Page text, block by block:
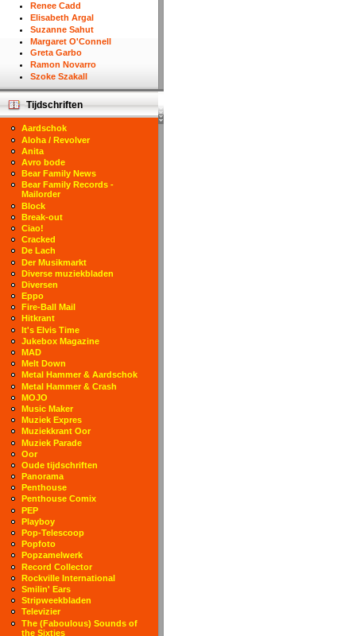
Renee Cadd
Elisabeth Argal
Suzanne Sahut
Margaret O'Connell
Greta Garbo
Ramon Novarro
Szoke Szakall
Tijdschriften
Aardschok
Aloha / Revolver
Anita
Avro bode
Bear Family News
Bear Family Records -
Mailorder
Block
Break-out
Ciao!
Cracked
De Lach
Der Musikmarkt
Diverse muziekbladen
Diversen
Eppo
Fire-Ball Mail
Hitkrant
It's Elvis Time
Jukebox Magazine
MAD
Melt Down
Metal Hammer & Aardschok
Metal Hammer & Crash
MOJO
Music Maker
Muziek Expres
Muziekkrant Oor
Muziek Parade
Oor
Oude tijdschriften
Panorama
Penthouse
Penthouse Comix
PEP
Playboy
Pop-Telescoop
Popfoto
Popzamelwerk
Record Collector
Rockville International
Smilin' Ears
Stripweekbladen
Televizier
The (Faboulous) Sounds of
the Sixties